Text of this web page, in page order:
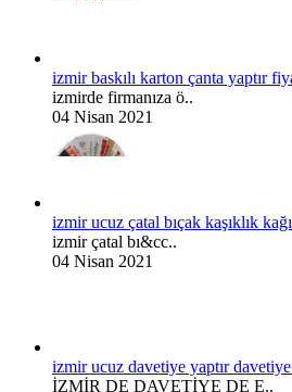
izmir baskılı karton çanta yaptır
izmirde firmanıza ö..
04 Nisan 2021
izmir ucuz çatal bıçak kaşıklık
izmir çatal bı&cc..
04 Nisan 2021
izmir ucuz davetiye yaptır
İZMİR DE DAVETİYE DE E..